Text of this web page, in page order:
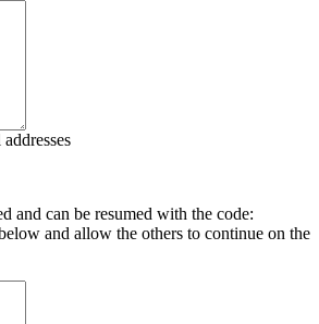
and can be resumed with the code:
and allow the others to continue on the